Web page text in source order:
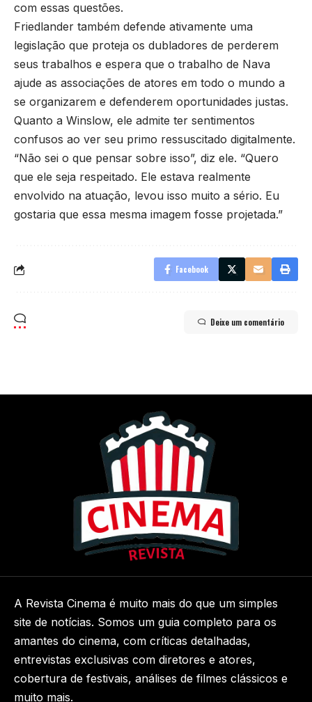
com essas questões.
Friedlander também defende ativamente uma
legislação que proteja os dubladores de perderem
seus trabalhos e espera que o trabalho de Nava
ajude as associações de atores em todo o mundo a
se organizarem e defenderem oportunidades justas.
Quanto a Winslow, ele admite ter sentimentos
confusos ao ver seu primo ressuscitado digitalmente.
“Não sei o que pensar sobre isso”, diz ele. “Quero
que ele seja respeitado. Ele estava realmente
envolvido na atuação, levou isso muito a sério. Eu
gostaria que essa mesma imagem fosse projetada.”
Facebook
Deixe um comentário
A Revista Cinema é muito mais do que um simples
site de notícias. Somos um guia completo para os
amantes do cinema, com críticas detalhadas,
entrevistas exclusivas com diretores e atores,
cobertura de festivais, análises de filmes clássicos e
muito mais.